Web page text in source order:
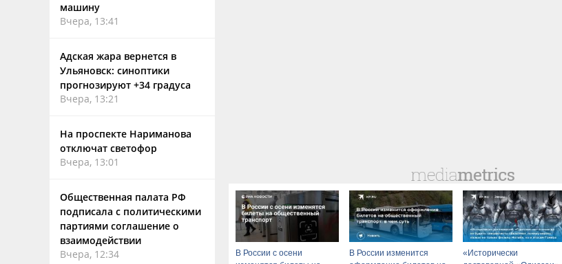
машину
Вчера, 13:41
Адская жара вернется в
Ульяновск: синоптики
прогнозируют +34 градуса
Вчера, 13:21
На проспекте Нариманова
отключат светофор
Вчера, 13:01
Общественная палата РФ
подписала с политическими
партиями соглашение о
взаимодействии
Вчера, 12:34
В России с осени
В России изменится
«Исторически